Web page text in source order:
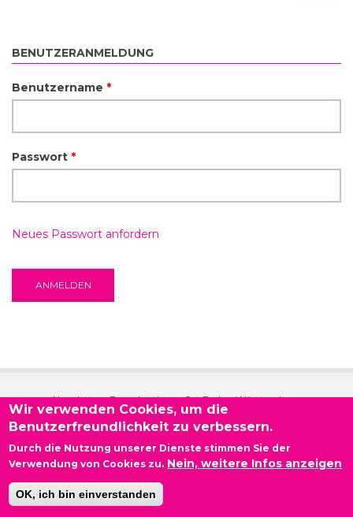
BENUTZERANMELDUNG
Benutzername *
Passwort *
Neues Passwort anfordern
Newsletter - Demokratie vor Ort Baden-Württemberg
Impressum
Datenschutzerklärung
Wir verwenden Cookies, um die
Benutzerfreundlichkeit zu verbessern.
Durch die Nutzung unserer Dienste stimmen Sie der
Verwendung von Cookies zu. Nein, weitere Infos anzeigen
OK, ich bin einverstanden